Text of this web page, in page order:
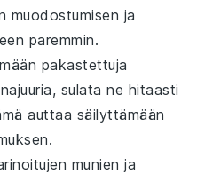
muodostumisen ja
paremmin.
pakastettuja
, sulata ne hitaasti
auttaa säilyttämään
munien ja